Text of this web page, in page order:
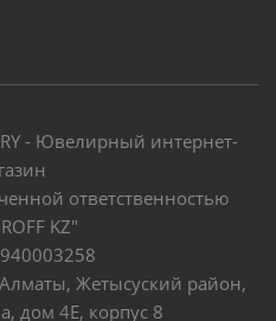
- Ювелирный интернет-
ответственностью
KZ"
Жетысуский район,
дом 4Е, корпус 8